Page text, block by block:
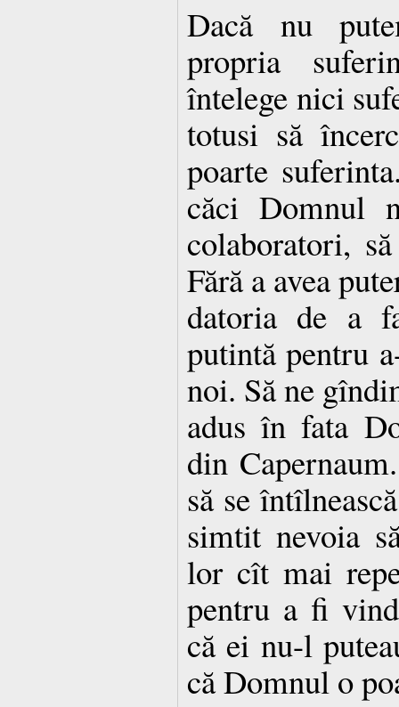
Dacă nu
propria
întelege nici
totusi să
poarte
căci Domnul
colaboratori,
Fără a avea
datoria de a
putintă pentru
noi. Să ne
adus în fata
din
să se
simtit nevoia
lor cît mai
pentru a fi
că ei nu-l
că Domnul o